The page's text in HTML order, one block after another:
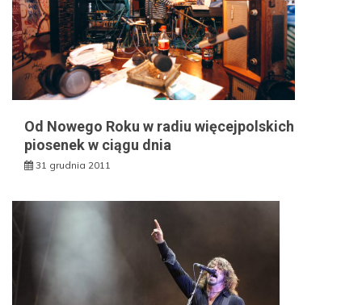
Od Nowego Roku w radiu więcejpolskich
piosenek w ciągu dnia
31 grudnia 2011